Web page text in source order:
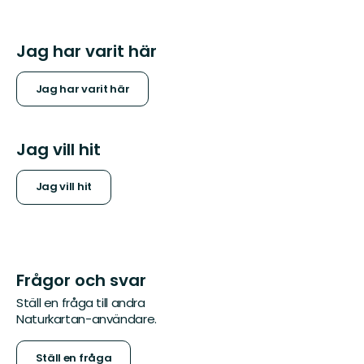
Jag har varit här
Jag har varit här
Jag vill hit
Jag vill hit
Frågor och svar
Ställ en fråga till andra
Naturkartan-användare.
Ställ en fråga